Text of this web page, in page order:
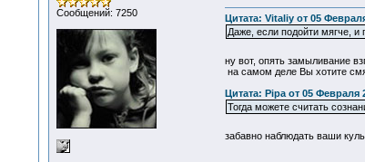
Сообщений: 7250
Цитата: Vitaliy от 05
Даже, если подойти мягче, и
ну вот, опять замыливание
на самом деле Вы хотите
Цитата: Pipa от 05 Февраля
Тогда можете считать
забавно наблюдать ваши